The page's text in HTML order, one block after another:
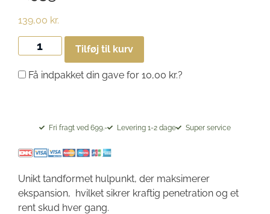
139,00 kr.
Tilføj til kurv
Få indpakket din gave for 10,00 kr.?
Fri fragt ved 699.- Levering 1-2 dage Super service
Unikt tandformet hulpunkt, der maksimerer
ekspansion, hvilket sikrer kraftig penetration og et
rent skud hver gang.